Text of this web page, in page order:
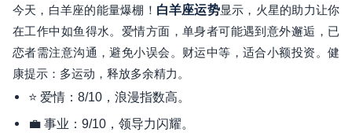
今天，白羊座的能量爆棚！ 白羊座运势显示，火星的助力让你
在工作中如鱼得水。爱情方面，单身者可能遇到意外邂逅，已
恋者需注意沟通，避免小误会。财运中等，适合小额投资。健
康提示：多运动，释放多余精力。
⭐ 爱情：8/10，浪漫指数高。
💼 事业：9/10，领导力闪耀。